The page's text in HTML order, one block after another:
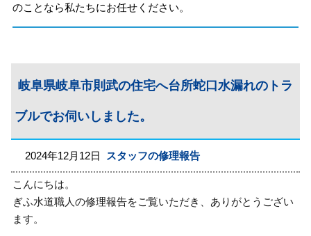
のことなら私たちにお任せください。
岐阜県岐阜市則武の住宅へ台所蛇口水漏れのトラ
ブルでお伺いしました。
2024年12月12日 スタッフの修理報告
こんにちは。
ぎふ水道職人の修理報告をご覧いただき、ありがとうござい
ます。